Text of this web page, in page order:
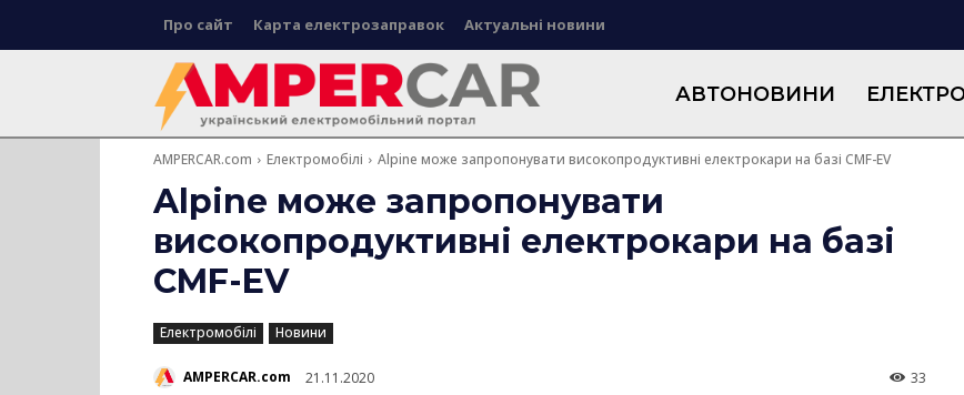
Про сайт Карта електрозаправок Актуальні новини
АВТОНОВИНИ
AMPERCAR.com Електромобілі Alpine може запропонувати високопродуктивні електрокари на базі CMF-EV
Alpine може запропонувати
високопродуктивні електрокари на базі
CMF-EV
Електромобілі Новини
AMPERCAR.com 21.11.2020 33